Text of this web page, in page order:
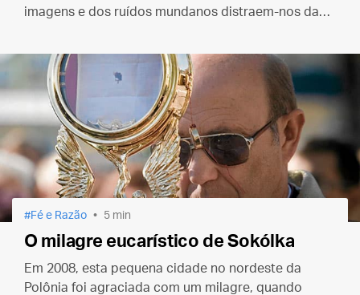
imagens e dos ruídos mundanos distraem-nos da
Fé e Razão 5 min
O milagre eucarístico de Sokólka
Em 2008, esta pequena cidade no nordeste da
Polônia foi agraciada com um milagre, quando